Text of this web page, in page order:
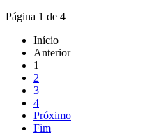
Página 1 de 4
Início
Anterior
1
2
3
4
Próximo
Fim